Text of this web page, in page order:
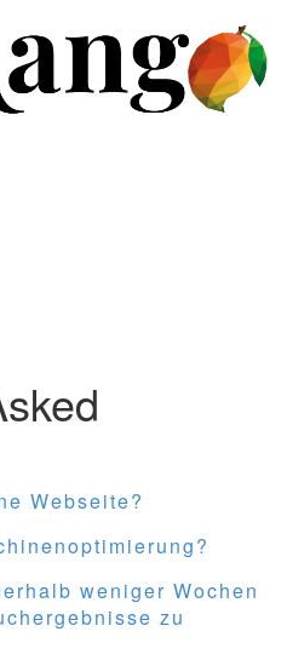
Webseite?
weniger Wochen
zu